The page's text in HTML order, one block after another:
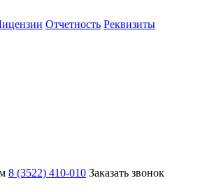
Отчетность Реквизиты
8 (3522) 410-010 Заказать звонок